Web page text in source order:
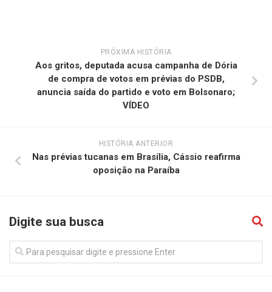
PRÓXIMA HISTÓRIA
Aos gritos, deputada acusa campanha de Dória
de compra de votos em prévias do PSDB,
anuncia saída do partido e voto em Bolsonaro;
VÍDEO
HISTÓRIA ANTERIOR
Nas prévias tucanas em Brasília, Cássio reafirma
oposição na Paraíba
Digite sua busca